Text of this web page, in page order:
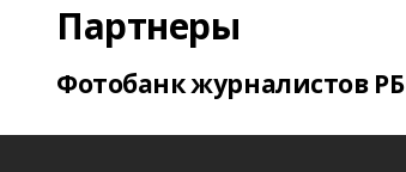
Партнеры
Фотобанк журналистов РБ